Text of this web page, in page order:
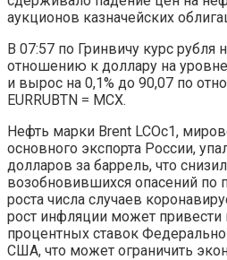
аукционов казначейских
В 07:57 по Гринвичу курс рубля
отношению к доллару на уровне
и вырос на 0,1% до 90,07 по
EURRUBTN = MCX.
Нефть марки Brent LCOc1,
основного экспорта России,
долларов за баррель, что
возобновившихся опасений по
роста числа случаев
рост инфляции может
процентных ставок
США, что может ограничить